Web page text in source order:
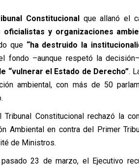
Constitucionalque allanó el
oficialistas y organizaciones
que“ha destruido la
fondo –aunque respetó la
“vulnerar el Estado de Derecho”.
ambiental, con más de 50
Tribunal Constitucional rechazó la
Ambiental en contra del Primer
de Ministros.
23 de marzo, el Ejecutivo